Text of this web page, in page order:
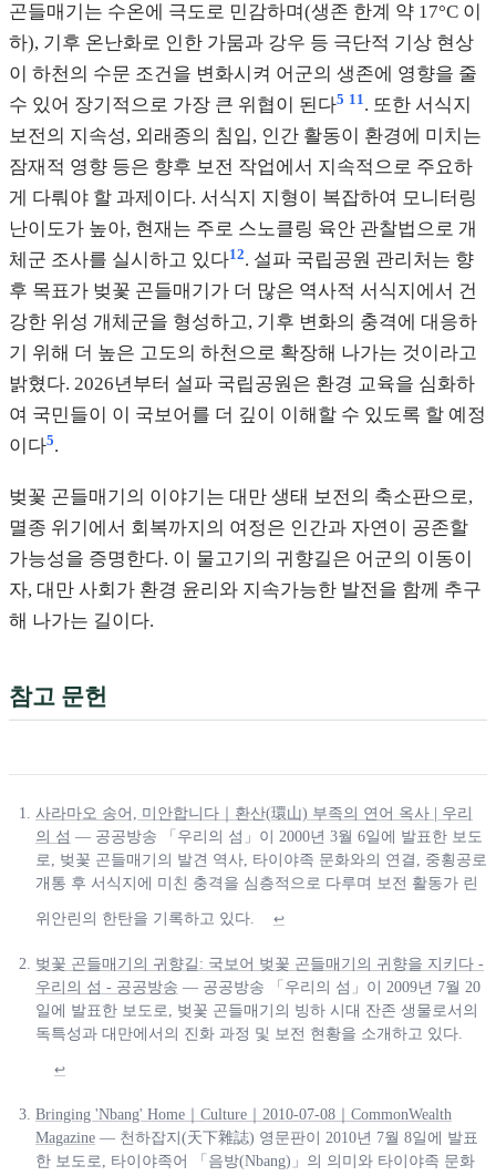
곤들매기는 수온에 극도로 민감하며(생존 한계 약 17°C 이
하), 기후 온난화로 인한 가뭄과 강우 등 극단적 기상 현상
이 하천의 수문 조건을 변화시켜 어군의 생존에 영향을 줄
수 있어 장기적으로 가장 큰 위협이 된다5 11 . 또한 서식지
보전의 지속성, 외래종의 침입, 인간 활동이 환경에 미치는
잠재적 영향 등은 향후 보전 작업에서 지속적으로 주요하
게 다뤄야 할 과제이다. 서식지 지형이 복잡하여 모니터링
난이도가 높아, 현재는 주로 스노클링 육안 관찰법으로 개
체군 조사를 실시하고 있다12. 설파 국립공원 관리처는 향
후 목표가 벚꽃 곤들매기가 더 많은 역사적 서식지에서 건
강한 위성 개체군을 형성하고, 기후 변화의 충격에 대응하
기 위해 더 높은 고도의 하천으로 확장해 나가는 것이라고
밝혔다. 2026년부터 설파 국립공원은 환경 교육을 심화하
여 국민들이 이 국보어를 더 깊이 이해할 수 있도록 할 예정
이다5.
벚꽃 곤들매기의 이야기는 대만 생태 보전의 축소판으로,
멸종 위기에서 회복까지의 여정은 인간과 자연이 공존할
가능성을 증명한다. 이 물고기의 귀향길은 어군의 이동이
자, 대만 사회가 환경 윤리와 지속가능한 발전을 함께 추구
해 나가는 길이다.
참고 문헌
사라마오 송어, 미안합니다｜환산(環山) 부족의 연어 옥사 | 우리
의 섬 — 공공방송 「우리의 섬」이 2000년 3월 6일에 발표한 보도
로, 벚꽃 곤들매기의 발견 역사, 타이야족 문화와의 연결, 중횡공로
개통 후 서식지에 미친 충격을 심층적으로 다루며 보전 활동가 린
위안린의 한탄을 기록하고 있다. ↩
벚꽃 곤들매기의 귀향길: 국보어 벚꽃 곤들매기의 귀향을 지키다 -
우리의 섬 - 공공방송 — 공공방송 「우리의 섬」이 2009년 7월 20
일에 발표한 보도로, 벚꽃 곤들매기의 빙하 시대 잔존 생물로서의
독특성과 대만에서의 진화 과정 및 보전 현황을 소개하고 있다.
↩
Bringing 'Nbang' Home｜Culture｜2010-07-08｜CommonWealth
Magazine — 천하잡지(天下雜誌) 영문판이 2010년 7월 8일에 발표
한 보도로, 타이야족어 「음방(Nbang)」의 의미와 타이야족 문화